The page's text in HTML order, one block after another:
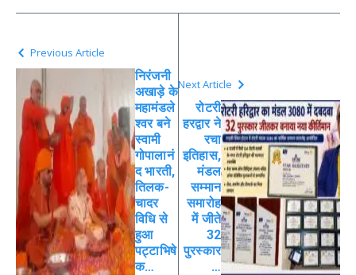
Previous Article
निरंजनी
अखाड़े के
महामंडले
श्वर बने
स्वामी
गोपालानं
द भारती,
तिलक-
चादर
विधि से
हुआ
पट्टाभिषे
क…
Next Article
रोटरी
हरद्वार ने
रचा
इतिहास,
मंडल
सम्मान
समारोह
में जीते
32
पुरस्कार
…